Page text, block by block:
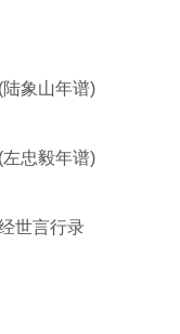
象山年谱)
忠毅年谱)
世言行录